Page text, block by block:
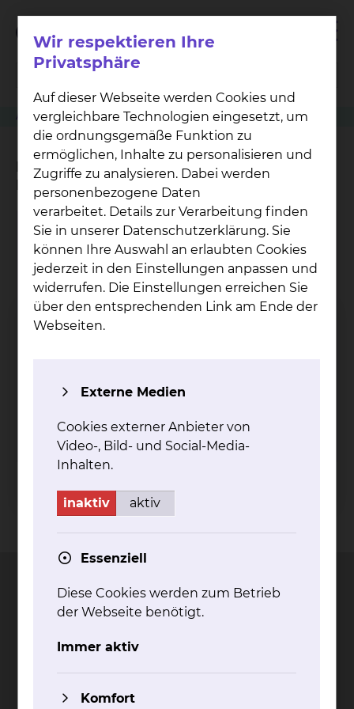
Aktuelles & Veranstaltungen Infoabend 09.06.2026
Informationsabend Geburtshilfe
Perinatalzentrum
Name *
E-Mail Adresse
Absenden
Braunschweig gGmbH
38118 Braunschweig
Wir respektieren Ihre
Privatsphäre
Auf dieser Webseite werden Cookies und
vergleichbare Technologien eingesetzt, um
die ordnungsgemäße Funktion zu
ermöglichen, Inhalte zu personalisieren und
Zugriffe zu analysieren. Dabei werden
personenbezogene Daten
verarbeitet. Details zur Verarbeitung finden
Sie in unserer Datenschutzerklärung. Sie
können Ihre Auswahl an erlaubten Cookies
jederzeit in den Einstellungen anpassen und
widerrufen. Die Einstellungen erreichen Sie
über den entsprechenden Link am Ende der
Webseiten.
Externe Medien
Cookies externer Anbieter von
Video-, Bild- und Social-Media-
Inhalten.
inaktiv aktiv
Essenziell
Diese Cookies werden zum Betrieb
der Webseite benötigt.
Immer aktiv
Komfort